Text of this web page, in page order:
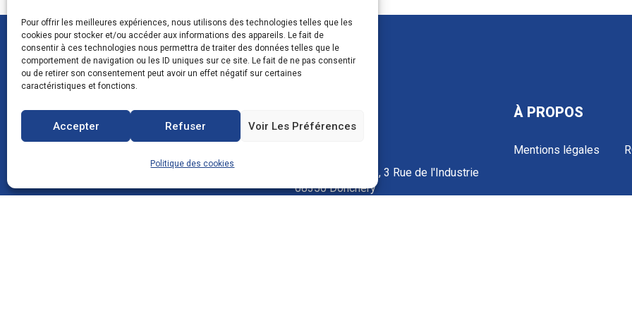
Pour offrir les meilleures expériences, nous utilisons des technologies telles que les
cookies pour stocker et/ou accéder aux informations des appareils. Le fait de
consentir à ces technologies nous permettra de traiter des données telles que le
comportement de navigation ou les ID uniques sur ce site. Le fait de ne pas consentir
ou de retirer son consentement peut avoir un effet négatif sur certaines
caractéristiques et fonctions.
Accepter Refuser Voir Les Préférences
Politique des cookies
Zone Industrielle, 3 Rue de l'Industrie
08350 Donchery
À PROPOS
Mentions légales